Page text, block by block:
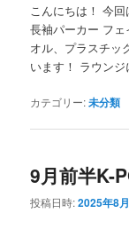
こんにちは！ 今
長袖パーカー フ
オル、プラスチッ
います！ ラウン
カテゴリー:未分類
9月前半K-
投稿日時:2025年8